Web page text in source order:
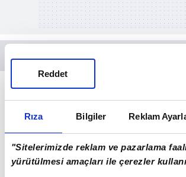
Rıza Bilgiler Reklam
"Sitelerimizde reklam ve pazarlama
yürütülmesi amaçları ile çerezler
Reddet
Maç Sonuçları
ZİRAAT TÜRKİYE KUPASI